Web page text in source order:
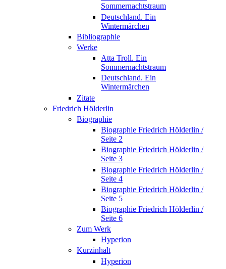
Sommernachtstraum
Deutschland. Ein
Wintermärchen
Bibliographie
Werke
Atta Troll. Ein
Sommernachtstraum
Deutschland. Ein
Wintermärchen
Zitate
Friedrich Hölderlin
Biographie
Biographie Friedrich Hölderlin /
Seite 2
Biographie Friedrich Hölderlin /
Seite 3
Biographie Friedrich Hölderlin /
Seite 4
Biographie Friedrich Hölderlin /
Seite 5
Biographie Friedrich Hölderlin /
Seite 6
Zum Werk
Hyperion
Kurzinhalt
Hyperion